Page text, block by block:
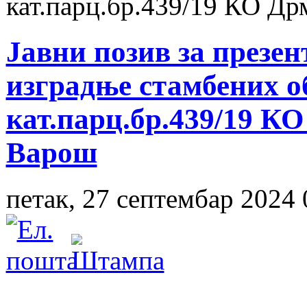
Jавни позив за
изградње стамбених
кат.парц.бр.439/19
Варош
петак, 27 септембар 2024